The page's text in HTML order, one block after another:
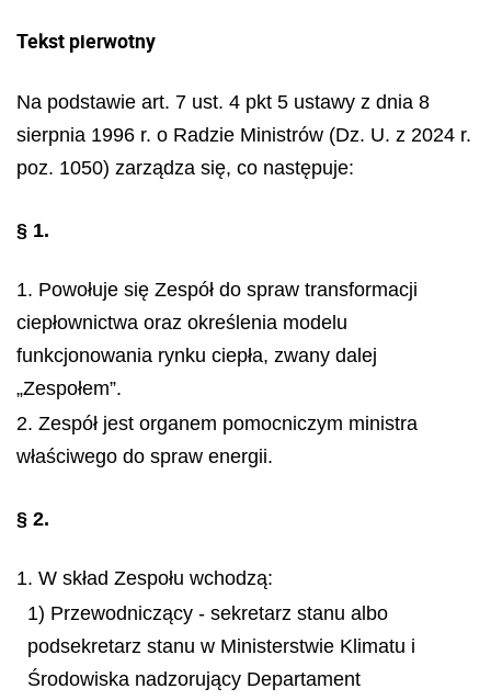
Tekst pierwotny
Na podstawie art. 7 ust. 4 pkt 5 ustawy z dnia 8
sierpnia 1996 r. o Radzie Ministrów (Dz. U. z 2024 r.
poz. 1050) zarządza się, co następuje:
§ 1.
1. Powołuje się Zespół do spraw transformacji
ciepłownictwa oraz określenia modelu
funkcjonowania rynku ciepła, zwany dalej
„Zespołem”.
2. Zespół jest organem pomocniczym ministra
właściwego do spraw energii.
§ 2.
1. W skład Zespołu wchodzą:
1) Przewodniczący - sekretarz stanu albo
podsekretarz stanu w Ministerstwie Klimatu i
Środowiska nadzorujący Departament